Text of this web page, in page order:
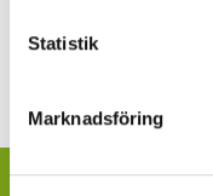
Statistik
Marknadsföring
och värderingar